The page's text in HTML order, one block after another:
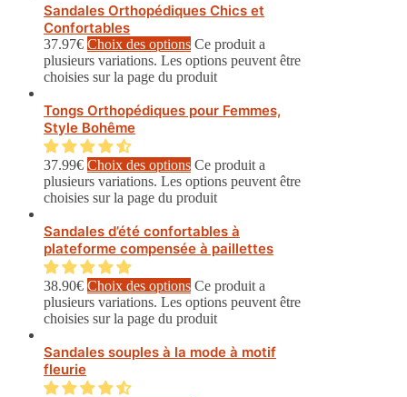
Sandales Orthopédiques Chics et
Confortables
37.97€ Choix des options Ce produit a
plusieurs variations. Les options peuvent être
choisies sur la page du produit
Tongs Orthopédiques pour Femmes,
Style Bohême
37.99€ Choix des options Ce produit a
plusieurs variations. Les options peuvent être
choisies sur la page du produit
Sandales d’été confortables à
plateforme compensée à paillettes
38.90€ Choix des options Ce produit a
plusieurs variations. Les options peuvent être
choisies sur la page du produit
Sandales souples à la mode à motif
fleurie